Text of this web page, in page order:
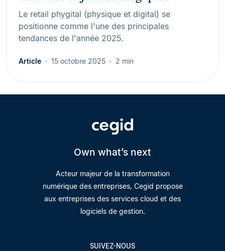
Le retail phygital (physique et digital) se
positionne comme l'une des principales
tendances de l'année 2025.
Article 15 octobre 2025 2 min
Own what’s next
Acteur majeur de la transformation
numérique des entreprises, Cegid propose
aux entreprises des services cloud et des
logiciels de gestion.
SUIVEZ-NOUS